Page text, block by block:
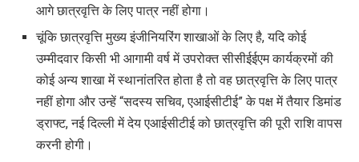
आगे छात्रवृत्ति के लिए पात्र नहीं होगा।
चूंकि छात्रवृत्ति मुख्य इंजीनियरिंग शाखाओं के लिए है, यदि कोई
उम्मीदवार किसी भी आगामी वर्ष में उपरोक्त सीसीईईएम कार्यक्रमों की
कोई अन्य शाखा में स्थानांतरित होता है तो वह छात्रवृत्ति के लिए पात्र
नहीं होगा और उन्हें “सदस्य सचिव, एआईसीटीई” के पक्ष में तैयार डिमांड
ड्राफ्ट, नई दिल्ली में देय एआईसीटीई को छात्रवृत्ति की पूरी राशि वापस
करनी होगी।